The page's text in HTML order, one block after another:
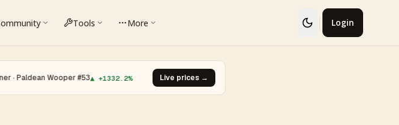
Tools More Login
Wooper #53▲ +1332.2% · Top Loser · Glaceon #41▼ -93.0%
Live prices →